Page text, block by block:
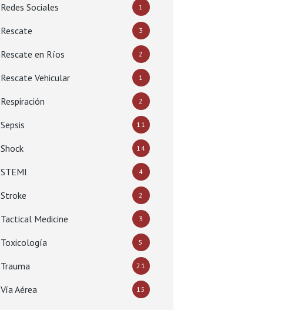
Redes Sociales 1
Rescate 3
Rescate en Ríos 2
Rescate Vehicular 1
Respiración 2
Sepsis 11
Shock 14
STEMI 4
Stroke 2
Tactical Medicine 3
Toxicología 5
Trauma 21
Vía Aérea 15